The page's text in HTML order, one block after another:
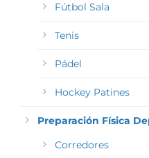
Fútbol Sala
Tenis
Pádel
Hockey Patines
Preparación Física
Corredores